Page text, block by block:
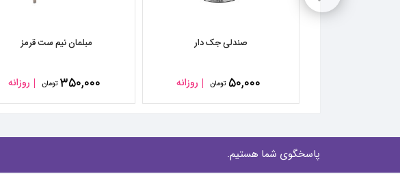
صندلی جک دار
۵۰,۰۰۰ تومان روزانه
مبلمان نیم ست قرمز
۳۵۰,۰۰۰ تومان روزانه
پاسخگوی شما هستیم.